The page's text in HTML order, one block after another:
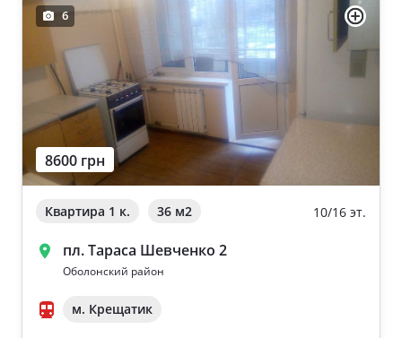
6
8600 грн
Квартира 1 к. 36 м2 10/16 эт.
пл. Тараса Шевченко 2
Оболонский район
м. Крещатик